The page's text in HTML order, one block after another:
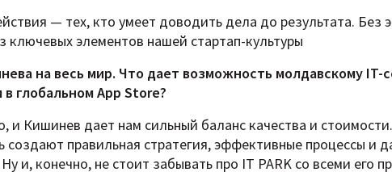
— тех, кто умеет доводить дела до результата. Без
ключевых элементов нашей стартап-культуры
на весь мир. Что дает возможность молдавскому IT-
глобальном App Store?
и Кишинев дает нам сильный баланс качества и
создают правильная стратегия, эффективные процессы и
и, конечно, не стоит забывать про IT PARK со всеми его